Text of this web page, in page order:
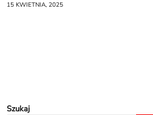
15 KWIETNIA, 2025
Szukaj